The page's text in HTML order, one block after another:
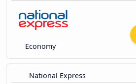
Economy
National Express